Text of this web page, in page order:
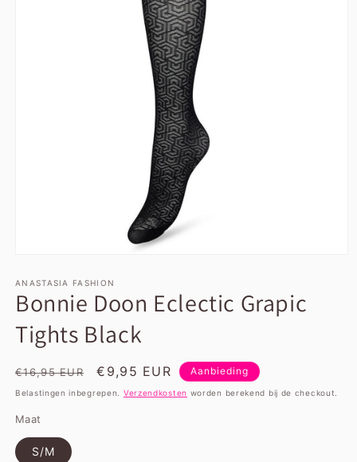
openen
in
modaal
ANASTASIA FASHION
Bonnie Doon Eclectic Grapic
Tights Black
Normale
prijs
€16,95 EUR Aanbiedingsprijs
€9,95 EUR Aanbieding
Belastingen inbegrepen. Verzendkosten worden berekend bij de checkout.
Maat
S/M